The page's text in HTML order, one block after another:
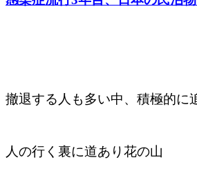
撤退する人も多い中、積極的に
人の行く裏に道あり花の山